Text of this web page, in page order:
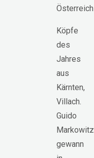
Österreich
Köpfe
des
Jahres
aus
Kärnten,
Villach.
Guido
Markowitz
gewann